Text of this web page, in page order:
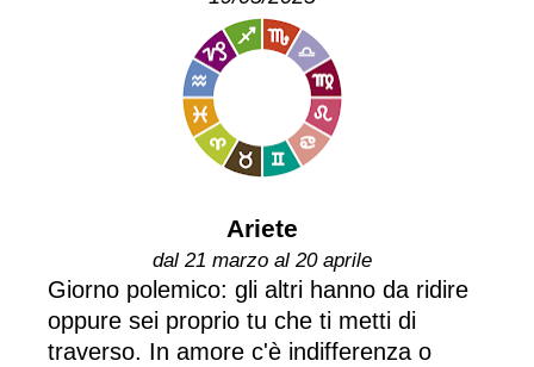
Ariete
dal 21 marzo al 20 aprile
Giorno polemico: gli altri hanno da ridire
oppure sei proprio tu che ti metti di
traverso. In amore c'è indifferenza o